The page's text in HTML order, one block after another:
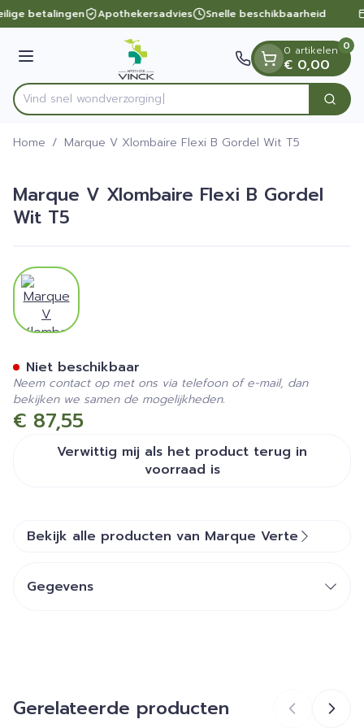
Ga naar de inhoud
1 van 1
betalingen Apothekersadvies Snelle beschikbaarheid
Menu
Product, merk, categorie...
Vind snel wondver Zoek
0 artikelen
€ 0,00
0
Home / Marque V Xlombaire Flexi B Gordel Wit T5
Marque V Xlombaire Flexi B Gordel
Wit T5
View larger image
€ 87,55
Verwittig mij als het product terug in
voorraad is
Niet beschikbaar
Neem contact op met ons via telefoon of e-mail, dan
bekijken we samen de mogelijkheden.
Bekijk alle producten van Marque Verte
Gegevens
Gerelateerde producten